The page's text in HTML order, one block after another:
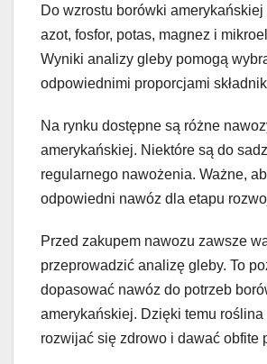
Do wzrostu borówki amerykańskiej
azot, fosfor, potas, magnez i
Wyniki analizy gleby pomogą
odpowiednimi proporcjami
Na rynku dostępne są różne
amerykańskiej. Niektóre są do
regularnego nawożenia. Ważne,
odpowiedni nawóz dla etapu
Przed zakupem nawozu zawsze
przeprowadzić analizę gleby. To
dopasować nawóz do potrzeb
amerykańskiej. Dzięki temu roślina
rozwijać się zdrowo i dawać obfite